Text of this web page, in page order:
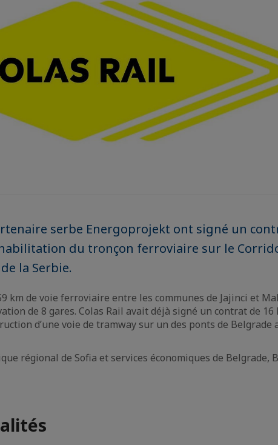
serbe Energoprojekt ont signé un
du tronçon ferroviaire sur le
la Serbie.
km de voie ferroviaire entre les communes de Jajinci et
de 8 gares. Colas Rail avait déjà signé un contrat de 16
d’une voie de tramway sur un des ponts de Belgrade
régional de Sofia et services économiques de Belgrade,